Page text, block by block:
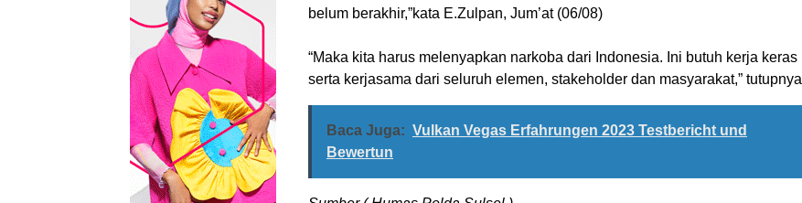
belum berakhir,”kata E.Zulpan, Jum’at (06/08)
“Maka kita harus melenyapkan narkoba dari Indonesia. Ini butuh kerja keras
serta kerjasama dari seluruh elemen, stakeholder dan masyarakat,” tutupnya
Baca Juga: Vulkan Vegas Erfahrungen 2023 Testbericht und
Bewertun